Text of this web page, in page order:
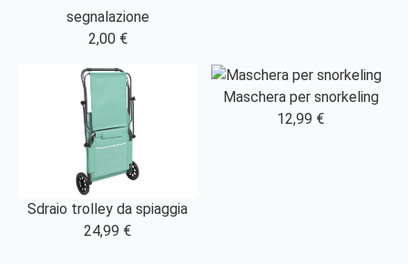
segnalazione
2,00 €
Sdraio trolley da spiaggia
24,99 €
Maschera per snorkeling
12,99 €